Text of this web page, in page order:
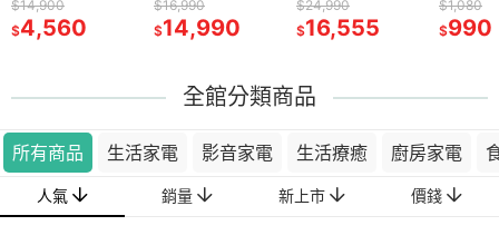
真空調理機 全榨果
汁機 電動料理機
$14,900
$4,560
SA-HQ08 逆滲透
濾芯 净水器 即熱
$16,990
$14,990
溫熱 桌上型 RO機
RO逆滲透 UV殺菌
$24,990
$16,555
窩禮盒
$1,080
$990
掛扇 桌
風扇
SAF26A4
$
2,990
電扇 立扇 DC循環
扇 遙控 芳療 淨化
$1,880
扇 電扇 風扇 桌扇
$799
M20HU
$4,690
$
全館分類商品
所有商品 生活家電 影音家電 生活療癒 廚房家電
人氣 銷量 新上市 價錢